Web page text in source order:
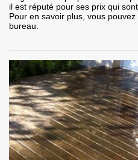
il est réputé pour ses prix qui
Pour en savoir plus, vous
bureau.